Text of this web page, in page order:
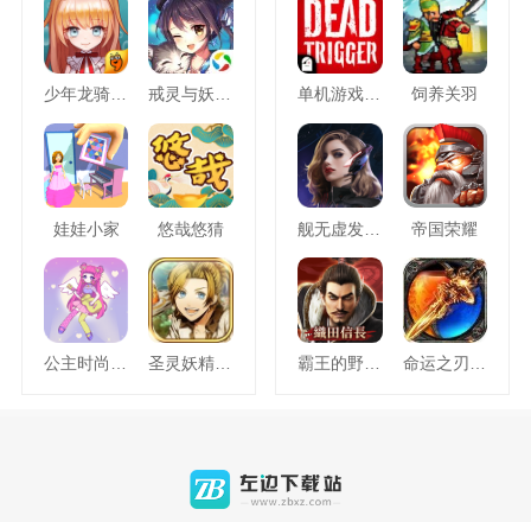
少年龙骑士九游版
娃娃小家 悠哉悠猜
饲养关羽
帝国荣耀